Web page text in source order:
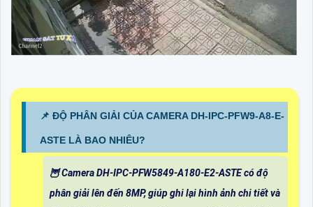
📌 ĐỘ PHÂN GIẢI CỦA CAMERA DH-IPC-PFW9-A8-E-
ASTE LÀ BAO NHIÊU?
🦉 Camera DH-IPC-PFW5849-A180-E2-ASTE có độ
phân giải lên đến 8MP, giúp ghi lại hình ảnh chi tiết và